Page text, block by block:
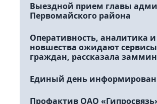
Выездной прием главы
Первомайского района
Оперативность, аналитика
новшества ожидают
граждан, рассказала
Единый день
Профактив ОАО